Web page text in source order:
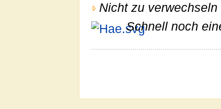
Nicht zu verwechseln
Schnell noch